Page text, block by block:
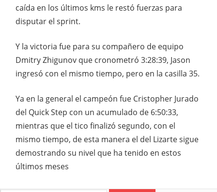
caída en los últimos kms le restó fuerzas para
disputar el sprint.
Y la victoria fue para su compañero de equipo
Dmitry Zhigunov que cronometró 3:28:39, Jason
ingresó con el mismo tiempo, pero en la casilla 35.
Ya en la general el campeón fue Cristopher Jurado
del Quick Step con un acumulado de 6:50:33,
mientras que el tico finalizó segundo, con el
mismo tiempo, de esta manera el del Lizarte sigue
demostrando su nivel que ha tenido en estos
últimos meses